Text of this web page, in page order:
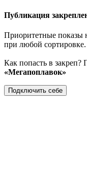
Публикация
Приоритетные показы
при любой сортировке.
Как попасть в
«Мегапоплавок»
Подключить себе